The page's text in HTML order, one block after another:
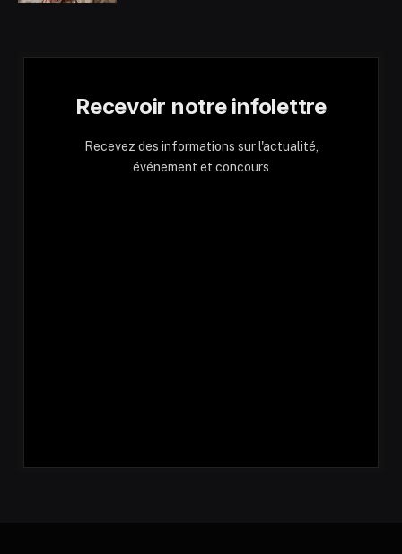
Recevoir notre infolettre
Recevez des informations sur l'actualité,
événement et concours